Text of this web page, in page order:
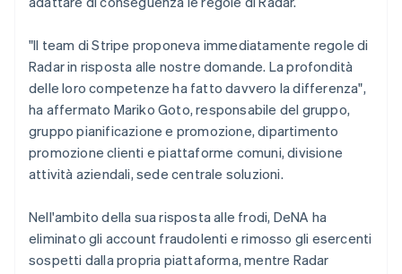
"Il team di Stripe proponeva immediatamente regole di
Radar in risposta alle nostre domande. La profondità
delle loro competenze ha fatto davvero la differenza",
ha affermato Mariko Goto, responsabile del gruppo,
gruppo pianificazione e promozione, dipartimento
promozione clienti e piattaforme comuni, divisione
attività aziendali, sede centrale soluzioni.
Nell'ambito della sua risposta alle frodi, DeNA ha
eliminato gli account fraudolenti e rimosso gli esercenti
sospetti dalla propria piattaforma, mentre Radar